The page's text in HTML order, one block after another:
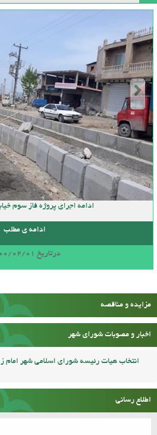
ادامه اجرای پروژه فاز سوم
ادامه ی مطلب
درتاریخ 1400/02/01
مزایده و مناقصه
اخبار و مصوبات شورای شهر
انتخاب هیات رئیسه شورای اسلامی شهر امام
اطلاع رسانی